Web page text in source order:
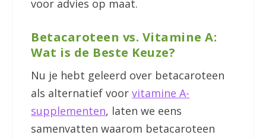
voor advies op maat.
Betacaroteen vs. Vitamine A:
Wat is de Beste Keuze?
Nu je hebt geleerd over betacaroteen
als alternatief voorvitamine A-
supplementen, laten we eens
samenvatten waarom betacaroteen